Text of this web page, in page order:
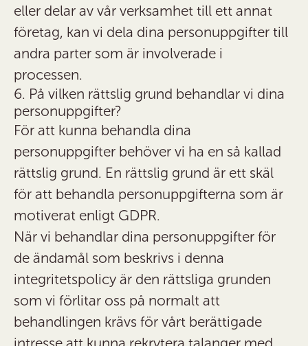
eller delar av vår verksamhet till ett annat
företag, kan vi dela dina personuppgifter till
andra parter som är involverade i
processen.
6. På vilken rättslig grund behandlar vi dina
personuppgifter?
För att kunna behandla dina
personuppgifter behöver vi ha en så kallad
rättslig grund. En rättslig grund är ett skäl
för att behandla personuppgifterna som är
motiverat enligt GDPR.
När vi behandlar dina personuppgifter för
de ändamål som beskrivs i denna
integritetspolicy är den rättsliga grunden
som vi förlitar oss på normalt att
behandlingen krävs för vårt berättigade